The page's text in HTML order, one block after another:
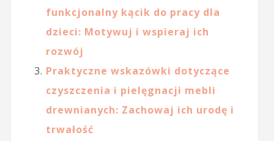
funkcjonalny kącik do pracy dla
dzieci: Motywuj i wspieraj ich
rozwój
Praktyczne wskazówki dotyczące
czyszczenia i pielęgnacji mebli
drewnianych: Zachowaj ich urodę i
trwałość